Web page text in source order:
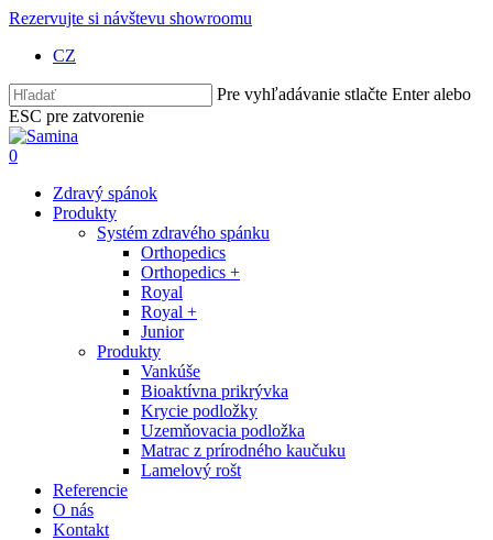
Skip
main
Rezervujte si návštevu showroomu
CZ
Pre vyhľadávanie stlačte Enter alebo
ESC pre zatvorenie
Close
Search
Hľadať
0
Zdravý spánok
Produkty
Systém zdravého spánku
Orthopedics
Orthopedics +
Royal
Royal +
Junior
Produkty
Vankúše
Bioaktívna prikrývka
Krycie podložky
Uzemňovacia podložka
Matrac z prírodného kaučuku
Lamelový rošt
Referencie
O nás
Kontakt